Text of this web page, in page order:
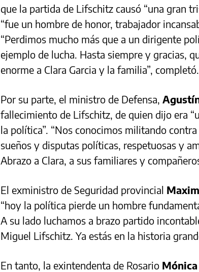
que la partida de Lifschitz causó “una gran
“fue un hombre de honor, trabajador
“Perdimos mucho más que a un dirigente
ejemplo de lucha. Hasta siempre y gracias,
enorme a Clara Garcia y la familia”, completó.
Por su parte, el ministro de Defensa,
fallecimiento de Lifschitz, de quien dijo era
la política”. “Nos conocimos militando
sueños y disputas políticas, respetuosas y
Abrazo a Clara, a sus familiares y
El exministro de Seguridad provincial
“hoy la política pierde un hombre
A su lado luchamos a brazo partido
Miguel Lifschitz. Ya estás en la historia
En tanto, la exintendenta de Rosario